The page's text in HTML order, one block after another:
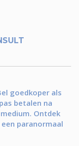
goedkoper als
betalen na
Ontdek
paranormaal